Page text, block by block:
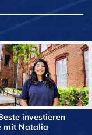
investieren
mit Natalia